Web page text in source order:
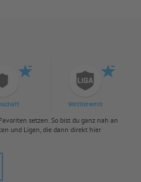
Wettbewerb
setzen. So bist du ganz nah an
und Ligen, die dann direkt hier